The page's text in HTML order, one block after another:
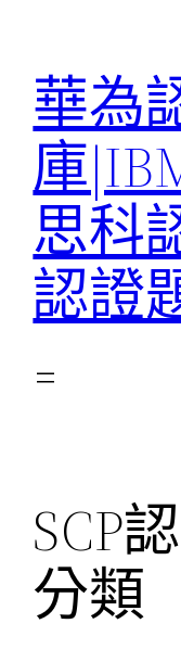
華為
庫
思科
認證
SCP
分類